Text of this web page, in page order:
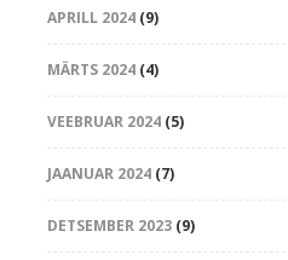
APRILL 2024(9)
MÄRTS 2024(4)
VEEBRUAR 2024(5)
JAANUAR 2024(7)
DETSEMBER 2023(9)